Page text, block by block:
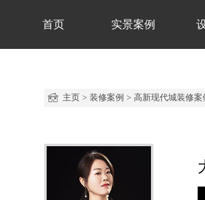
首页 实景案例
主页 > 装修案例 > 高新现代城装修案